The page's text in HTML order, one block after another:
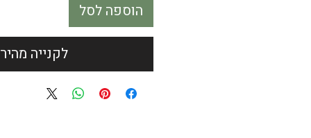
הוספה לסל
לקנייה